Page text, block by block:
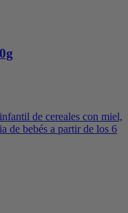
de cereales con miel,
de bebés a partir de los 6